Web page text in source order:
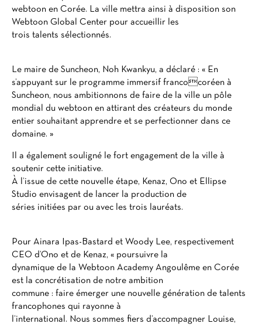
webtoon en Corée. La ville mettra ainsi à disposition son
Webtoon Global Center pour accueillir les
trois talents sélectionnés.
Le maire de Suncheon, Noh Kwankyu, a déclaré : « En
s’appuyant sur le programme immersif francocoréen à
Suncheon, nous ambitionnons de faire de la ville un pôle
mondial du webtoon en attirant des créateurs du monde
entier souhaitant apprendre et se perfectionner dans ce
domaine. »
Il a également souligné le fort engagement de la ville à
soutenir cette initiative.
À l’issue de cette nouvelle étape, Kenaz, Ono et Ellipse
Studio envisagent de lancer la production de
séries initiées par ou avec les trois lauréats.
Pour Ainara Ipas-Bastard et Woody Lee, respectivement
CEO d’Ono et de Kenaz, « poursuivre la
dynamique de la Webtoon Academy Angoulême en Corée
est la concrétisation de notre ambition
commune : faire émerger une nouvelle génération de talents
francophones qui rayonne à
l’international. Nous sommes fiers d’accompagner Louise,